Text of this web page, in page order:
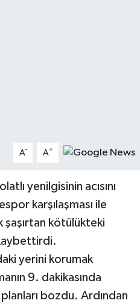
A- A+
yenilgisinin acısını
karşılaşması ile
şaşırtan kötülükteki
yerini korumak
9. dakikasında
bozdu. Ardından